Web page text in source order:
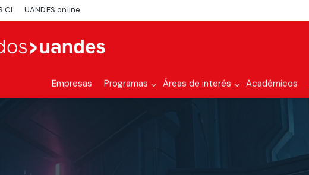
UANDES online
Empresas Programas Áreas de interés Académicos